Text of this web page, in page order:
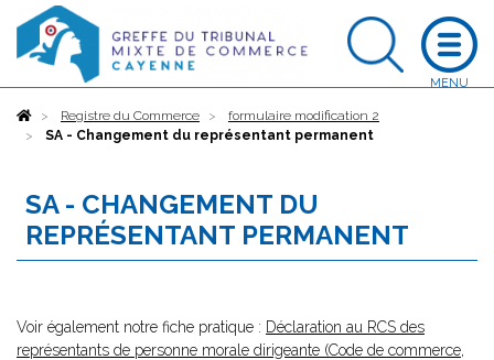
AccueilRegistre du Commerce
formulaire modification 2
SA - Changement du représentant permanent
SA - CHANGEMENT DU
REPRÉSENTANT PERMANENT
Voir également notre fiche pratique : Déclaration au RCS des
représentants de personne morale dirigeante (Code de commerce,